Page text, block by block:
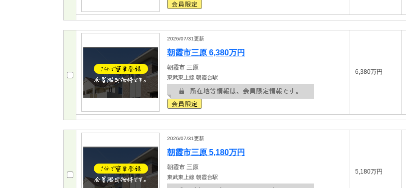
2026/07/31更新
朝霞市三原 6,380万円
朝霞市 三原
東武東上線 朝霞台駅
6,380万円
2026/07/31更新
朝霞市三原 5,180万円
朝霞市 三原
東武東上線 朝霞台駅
5,180万円